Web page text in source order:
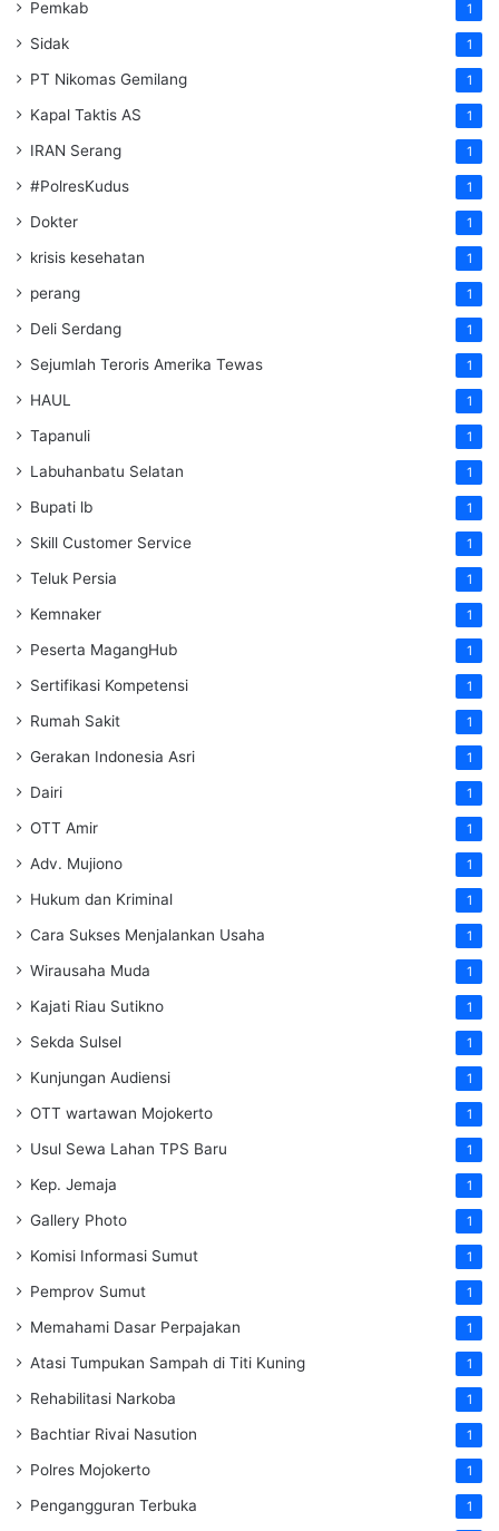
Pemkab 1
Sidak 1
PT Nikomas Gemilang 1
Kapal Taktis AS 1
IRAN Serang 1
#PolresKudus 1
Dokter 1
krisis kesehatan 1
perang 1
Deli Serdang 1
Sejumlah Teroris Amerika Tewas 1
HAUL 1
Tapanuli 1
Labuhanbatu Selatan 1
Bupati lb 1
Skill Customer Service 1
Teluk Persia 1
Kemnaker 1
Peserta MagangHub 1
Sertifikasi Kompetensi 1
Rumah Sakit 1
Gerakan Indonesia Asri 1
Dairi 1
OTT Amir 1
Adv. Mujiono 1
Hukum dan Kriminal 1
Cara Sukses Menjalankan Usaha 1
Wirausaha Muda 1
Kajati Riau Sutikno 1
Sekda Sulsel 1
Kunjungan Audiensi 1
OTT wartawan Mojokerto 1
Usul Sewa Lahan TPS Baru 1
Kep. Jemaja 1
Gallery Photo 1
Komisi Informasi Sumut 1
Pemprov Sumut 1
Memahami Dasar Perpajakan 1
Atasi Tumpukan Sampah di Titi Kuning 1
Rehabilitasi Narkoba 1
Bachtiar Rivai Nasution 1
Polres Mojokerto 1
Pengangguran Terbuka 1